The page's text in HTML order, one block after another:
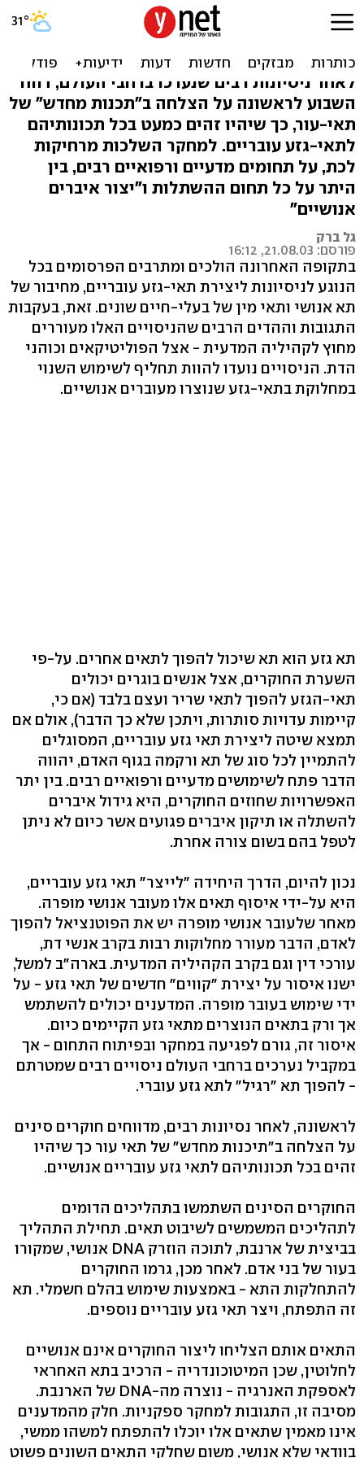
מדענים: הצלחנו ליצר
תאי-גזע עובריים אנושיים
לאחר ניסיונות רבים שנערכו ברחבי העולם, דווח
השבוע לראשונה על הצלחה ב"תכנות מחדש" של
תאי-עור, כך שיהיו זהים כמעט בכל תכונותיהם
לתאי-גזע עובריים. למחקר השלכות מרחיקות
לכת, על תחומים מדעיים ורפואיים רבים, בין
היתר על כל תחום ההשתלות ו"יצור איברים
אנושיים"
גל ברק
פורסם: 21.08.03, 16:12
בתקופה האחרונה הולכים ומתרבים הפרסומים בכל
הנוגע לניסיונות ליצירת תאי-גזע עובריים, מחיבור של
תא אנושי ותאי מין של בעלי-חיים שונים. זאת, בעקבות
התגובות וההדים הרבים שהניסויים האלו מעוררים
מחוץ לקהיליה המדעית - אצל הפוליטיקאים וכוהני
הדת. הניסויים נועדו להוות תחליף לשימוש השנוי
במחלוקת בתאי-גזע שנוצרו מעוברים אנושיים.
תא גזע הוא תא שיכול להפוך לתאים אחרים. על-פי
השערת החוקרים, אצל אנשים בוגרים יכולים
תאי-הגזע להפוך לתאי שריר ועצם בלבד (אם כי,
קיימות עדויות סותרות, ויתכן שלא כך הדבר), אולם אם
תמצא שיטה ליצירת תאי גזע עובריים, המסוגלים
להתמיין לכל סוג של תא ורקמה בגוף האדם, יהווה
הדבר פתח לשימושים מדעיים ורפואיים רבים. בין יתר
האפשרויות שחוזים החוקרים, היא גידול איברים
להשתלה או תיקון איברים פגועים אשר כיום לא ניתן
לטפל בהם בשום צורה אחרת.
נכון להיום, הדרך היחידה "לייצר" תאי גזע עובריים,
היא על-ידי איסוף תאים אלו מעובר אנושי מופרה.
מאחר שלעובר אנושי מופרה יש את הפוטנציאל להפוך
לאדם, הדבר מעורר מחלוקות רבות בקרב אנשי דת,
עורכי דין וגם בקרב הקהיליה המדעית. בארה"ב למשל,
ישנו איסור על יצירת "קווים" חדשים של תאי גזע - על
ידי שימוש בעובר מופרה. המדענים יכולים להשתמש
אך ורק בתאים הנוצרים מתאי גזע הקיימים כיום.
איסור זה, גורם לפגיעה במחקר ובפיתוח התחום - אך
במקביל נערכים ברחבי העולם ניסויים רבים שמטרתם
- להפוך תא "רגיל" לתא גזע עוברי.
לראשונה, לאחר נסיונות רבים, מדווחים חוקרים סינים
על הצלחה ב"תיכנות מחדש" של תאי עור כך שיהיו
זהים בכל תכונותיהם לתאי גזע עובריים אנושיים.
החוקרים הסינים השתמשו בתהליכים הדומים
לתהליכים המשמשים לשיבוט תאים. תחילת התהליך
בביצית של ארנבת, לתוכה הוזרק DNA אנושי, שמקורו
בעור של בני אדם. לאחר מכן, גרמו החוקרים
להתחלקות התא - באמצעות שימוש בהלם חשמלי. תא
זה התפתח, ויצר תאי גזע עובריים נוספים.
התאים אותם הצליחו ליצור החוקרים אינם אנושיים
לחלוטין, שכן המיטוכונדריה - הרכיב בתא האחראי
לאספקת האנרגיה - נוצרה מה-DNA של הארנבת.
מסיבה זו, התגובות למחקר ספקניות. חלק מהמדענים
אינו מאמין שתאים אלו יוכלו להתפתח למשהו ממשי,
בוודאי שלא אנושי, משום שחלקי התאים השונים פשוט